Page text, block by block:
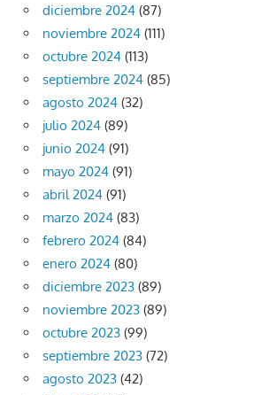
diciembre 2024 (87)
noviembre 2024 (111)
octubre 2024 (113)
septiembre 2024 (85)
agosto 2024 (32)
julio 2024 (89)
junio 2024 (91)
mayo 2024 (91)
abril 2024 (91)
marzo 2024 (83)
febrero 2024 (84)
enero 2024 (80)
diciembre 2023 (89)
noviembre 2023 (89)
octubre 2023 (99)
septiembre 2023 (72)
agosto 2023 (42)